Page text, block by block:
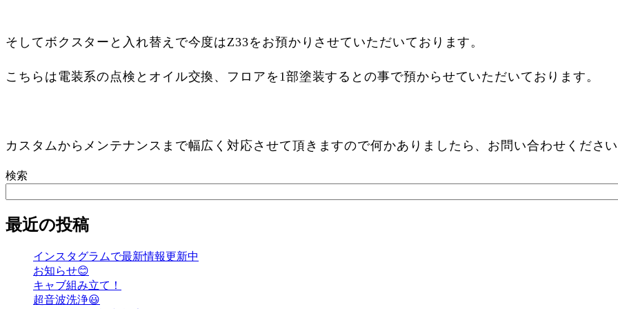
そしてボクスターと入れ替えで今度はZ33をお預かりさせていただいております。
こちらは電装系の点検とオイル交換、フロアを1部塗装するとの事で預からせていただいております。
カスタムからメンテナンスまで幅広く対応させて頂きますので何かありましたら、お問い合わせくださ
検索
最近の投稿
インスタグラムで最新情報更新中
お知らせ😊
キャブ組み立て！
超音波洗浄😃